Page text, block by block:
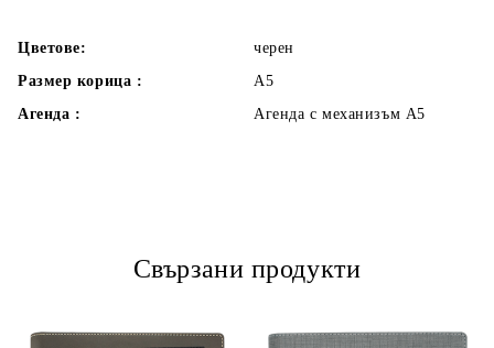
Цветове:
черен
Размер корица :
А5
Агенда :
Агенда с механизъм А5
Свързани продукти